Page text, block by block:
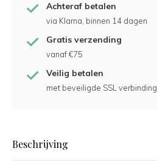
Achteraf betalen
via Klarna, binnen 14 dagen
Gratis verzending
vanaf €75
Veilig betalen
met beveiligde SSL verbinding
Beschrijving